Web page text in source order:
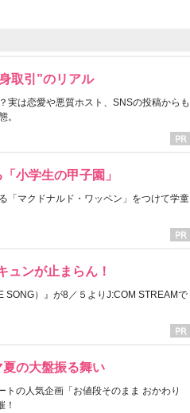
取引”のリアル
実は恋愛や悪質ホスト、SNSの投稿からも
。
小学生の甲子園」
「マクドナルド・ワッペン」をつけて学童
ュンが止まらん！
SONG）』が8／５よりJ:COM STREAMで
の大盤振る舞い
の人気企画「お値段そのまま おかわり
！